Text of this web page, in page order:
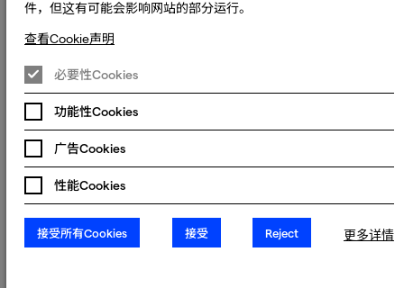
无障碍声明
更改Cookie偏好设置
© 2023 - 2026 熠文（上海）信息技术有限公司. Keywords International
Limited, Whelan House, South County Business Park, Leopardstown,
Dublin 18, Dublin Ireland.沪ICP备2022022064号-1沪公网安备
31010902003465号
沪**ICP**备**2022022064**号**-1**
沪公网安备**31010902003465**号**
件，但这有可能会影响网站的部分运行。
查看Cookie声明
必要性Cookies
功能性Cookies
广告Cookies
性能Cookies
接受所有Cookies 接受 Reject 更多详情